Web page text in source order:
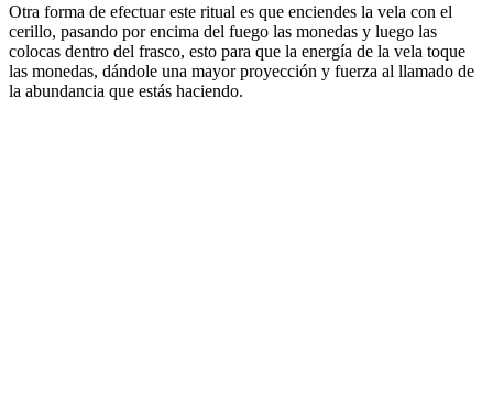
Otra forma de efectuar este ritual es que enciendes la vela con el
cerillo, pasando por encima del fuego las monedas y luego las
colocas dentro del frasco, esto para que la energía de la vela toque
las monedas, dándole una mayor proyección y fuerza al llamado de
la abundancia que estás haciendo.